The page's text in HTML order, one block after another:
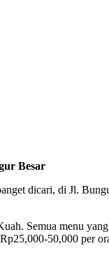
Besar
dicari, di Jl.
Semua menu
50,000 per